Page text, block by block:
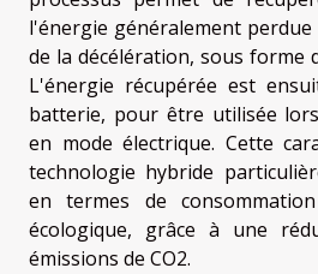
l'énergie généralement
de la décélération, sous forme
L'énergie récupérée est
batterie, pour être utilisée
en mode électrique. Cette
technologie hybride
en termes de
écologique, grâce à une
émissions de CO2.